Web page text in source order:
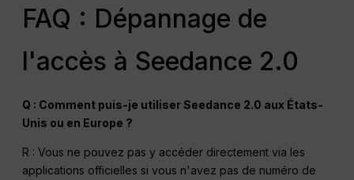
FAQ : Dépannage de
l'accès à Seedance 2.0
Q : Comment puis-je utiliser Seedance 2.0 aux États-
Unis ou en Europe ?
R : Vous ne pouvez pas y accéder directement via les
applications officielles si vous n'avez pas de numéro de